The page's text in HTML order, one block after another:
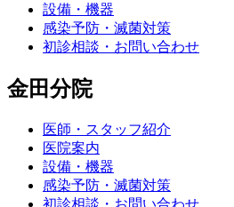
設備・機器
感染予防・滅菌対策
初診相談・お問い合わせ
金田分院
医師・スタッフ紹介
医院案内
設備・機器
感染予防・滅菌対策
初診相談・お問い合わせ